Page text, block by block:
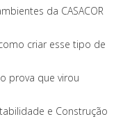
da CASACOR
criar esse tipo de
prova que virou
e Construção